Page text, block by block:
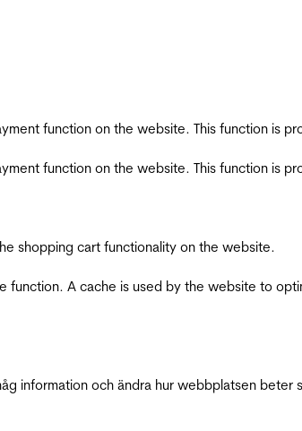
function on the website. This function is
function on the website. This function is
shopping cart functionality on the website.
function. A cache is used by the website to
information och ändra hur webbplatsen